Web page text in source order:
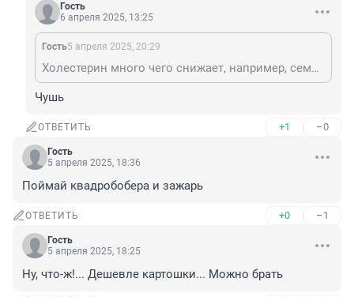
Гость
6 апреля 2025, 13:25
Гость5 апреля 2025, 20:29
Холестерин много чего снижает, например, семена чиа по утрам в смузи, и это приятнее и проще чем эти артишоки
Чушь
ОТВЕТИТЬ +1 –0
Гость
5 апреля 2025, 18:36
Поймай квадробобера и зажарь
ОТВЕТИТЬ +0 –1
Гость
5 апреля 2025, 18:25
Ну, что-ж!... Дешевле картошки... Можно брать